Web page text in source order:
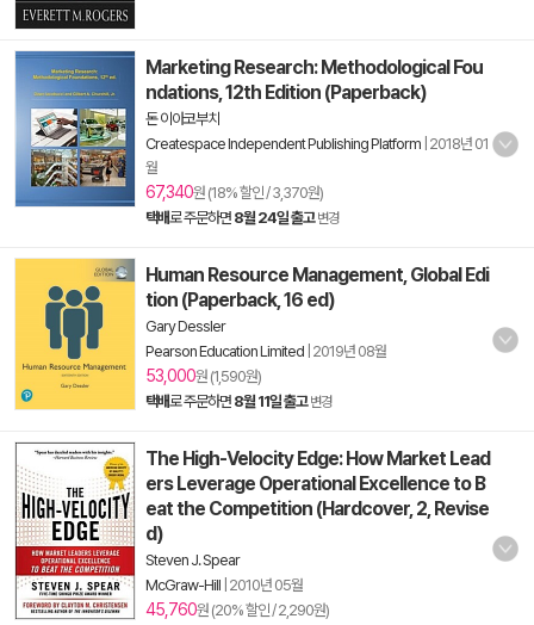
Marketing Research: Methodological Fou
ndations, 12th Edition (Paperback)
돈 이아코부치
Createspace Independent Publishing Platform 2018년 01
월
67,340원 (18% 할인 / 3,370원)
택배로 주문하면 8월 24일 출고 변경
Human Resource Management, Global Edi
tion (Paperback, 16 ed)
Gary Dessler
Pearson Education Limited 2019년 08월
53,000원 (1,590원)
택배로 주문하면 8월 11일 출고 변경
The High-Velocity Edge: How Market Lead
ers Leverage Operational Excellence to B
eat the Competition (Hardcover, 2, Revise
d)
Steven J. Spear
McGraw-Hill 2010년 05월
45,760원 (20% 할인 / 2,290원)